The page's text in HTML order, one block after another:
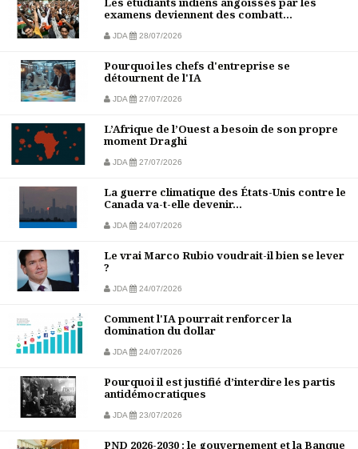
examens deviennent des combatt...
JDA 28/07/2026
Pourquoi les chefs d'entreprise se
détournent de l'IA
JDA 27/07/2026
L’Afrique de l’Ouest a besoin de son propre
moment Draghi
JDA 27/07/2026
La guerre climatique des États-Unis contre le
Canada va-t-elle devenir...
JDA 24/07/2026
Le vrai Marco Rubio voudrait-il bien se lever
?
JDA 24/07/2026
Comment l'IA pourrait renforcer la
domination du dollar
JDA 24/07/2026
Pourquoi il est justifié d’interdire les partis
antidémocratiques
JDA 23/07/2026
PND 2026-2030 : le gouvernement et la Banque